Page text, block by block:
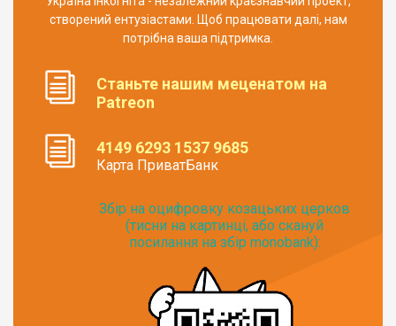
створений ентузіастами. Щоб працювати далі, нам
потрібна ваша підтримка.
Станьте нашим меценатом на
Patreon
4149 6293 1537 9685
Карта ПриватБанк
Збір на оцифровку козацьких церков
(тисни на картинці, або скануй
посилання на збір monobank):